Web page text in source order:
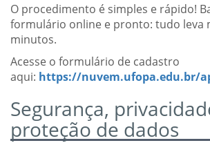
O procedimento é simples e rápido!
formulário online e pronto: tudo leva
minutos.
Acesse o formulário de cadastro
aqui: https://nuvem.ufopa.edu.br/
Segurança,
proteção de dados